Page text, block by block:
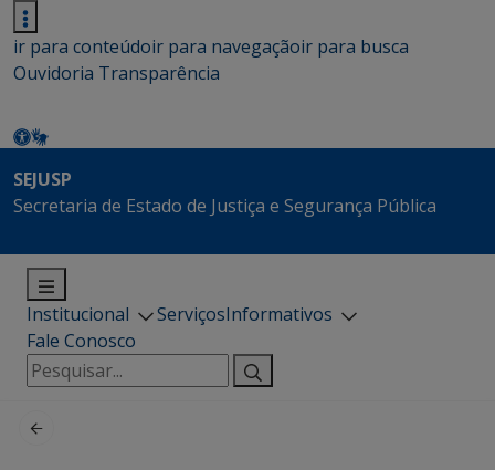
ir para conteúdoir para navegaçãoir para busca
Ouvidoria Transparência
SEJUSP
Secretaria de Estado de Justiça e Segurança Pública
Institucional ServiçosInformativos
Fale Conosco
Pesquisar
por: